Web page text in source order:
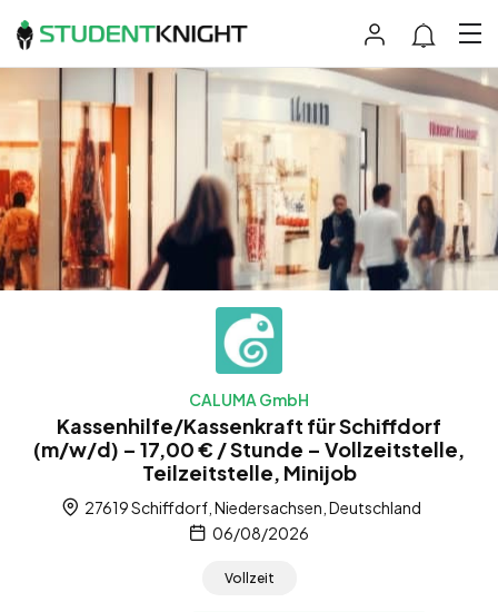
CALUMA GmbH
Kassenhilfe/Kassenkraft für Schiffdorf
(m/w/d) – 17,00 € / Stunde – Vollzeitstelle,
Teilzeitstelle, Minijob
27619 Schiffdorf, Niedersachsen, Deutschland
06/08/2026
Vollzeit